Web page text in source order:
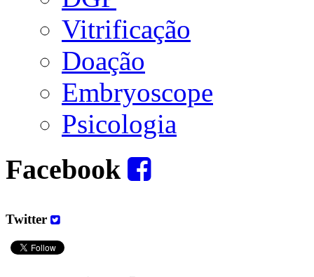
Vitrificação
Doação
Embryoscope
Psicologia
Facebook
Twitter